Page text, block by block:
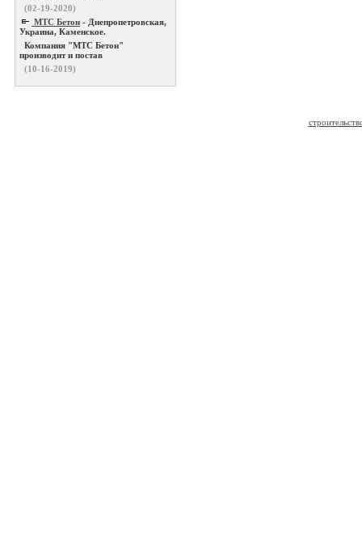
(02-19-2020)
МТС Бетон - Днепропетровская,
Украина, Каменское.
Компания "МТС Бетон"
производит и постав
(10-16-2019)